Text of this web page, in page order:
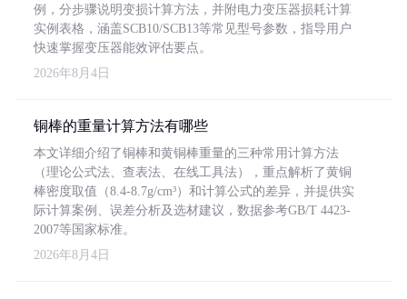
例，分步骤说明变损计算方法，并附电力变压器损耗计算
实例表格，涵盖SCB10/SCB13等常见型号参数，指导用户
快速掌握变压器能效评估要点。
2026年8月4日
铜棒的重量计算方法有哪些
本文详细介绍了铜棒和黄铜棒重量的三种常用计算方法
（理论公式法、查表法、在线工具法），重点解析了黄铜
棒密度取值（8.4-8.7g/cm³）和计算公式的差异，并提供实
际计算案例、误差分析及选材建议，数据参考GB/T 4423-
2007等国家标准。
2026年8月4日